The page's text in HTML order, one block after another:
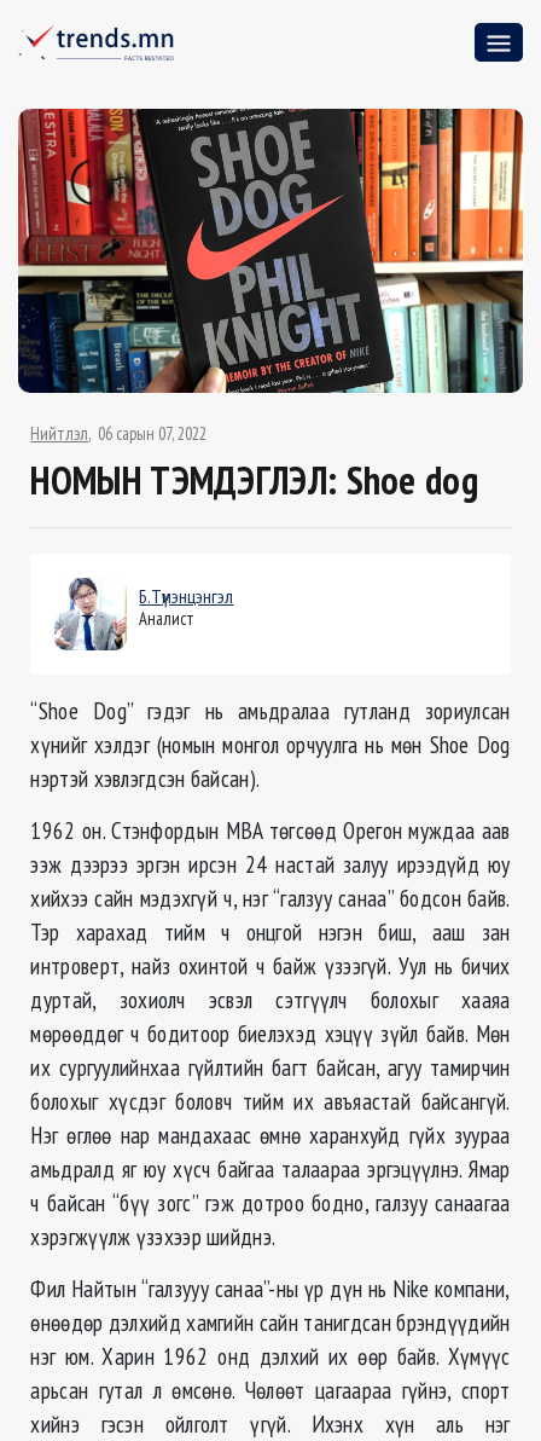
Нийтлэл 06 сарын 07, 2022
НОМЫН ТЭМДЭГЛЭЛ: Shoе dog
Б.Түмэнцэнгэл
Аналист
“Shoe Dog” гэдэг нь амьдралаа гутланд зориулсан
хүнийг хэлдэг (номын монгол орчуулга нь мѳн Shoe Dog
нэртэй хэвлэгдсэн байсан).
1962 он. Стэнфордын MBA тѳгсѳѳд Орегон муждаа аав
ээж дээрээ эргэн ирсэн 24 настай залуу ирээдүйд юу
хийхээ сайн мэдэхгүй ч, нэг “галзуу санаа” бодсон байв.
Тэр харахад тийм ч онцгой нэгэн биш, ааш зан
интроверт, найз охинтой ч байж үзээгүй. Уул нь бичих
дуртай, зохиолч эсвэл сэтгүүлч болохыг хааяа
мѳрѳѳддѳг ч бодитоор биелэхэд хэцүү зүйл байв. Мѳн
их сургуулийнхаа гүйлтийн багт байсан, агуу тамирчин
болохыг хүсдэг боловч тийм их авъяастай байсангүй.
Нэг ѳглѳѳ нар мандахаас ѳмнѳ харанхуйд гүйх зуураа
амьдралд яг юу хүсч байгаа талаараа эргэцүүлнэ. Ямар
ч байсан “бүү зогс” гэж дотроо бодно, галзуу санаагаа
хэрэгжүүлж үзэхээр шийднэ.
Фил Найтын “галзууу санаа”-ны үр дүн нь Nike компани,
ѳнѳѳдѳр дэлхийд хамгийн сайн танигдсан брэндүүдийн
нэг юм. Харин 1962 онд дэлхий их ѳѳр байв. Хүмүүс
арьсан гутал л ѳмсѳнѳ. Чѳлѳѳт цагаараа гүйнэ, спорт
хийнэ гэсэн ойлголт үгүй. Ихэнх хүн аль нэг